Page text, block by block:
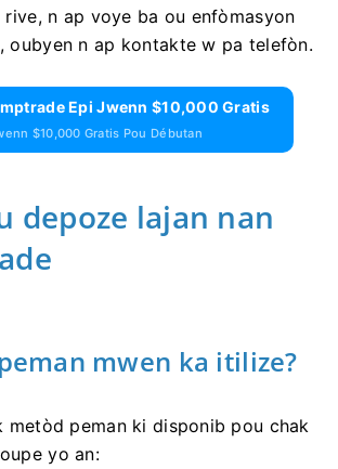
rive, n ap voye ba ou enfòmasyon
oubyen n ap kontakte w pa telefòn.
Epi Jwenn $10,000 Gratis
$10,000 Gratis Pou Débutan
depoze lajan nan
mwen ka itilize?
metòd peman ki disponib pou chak
yo an: